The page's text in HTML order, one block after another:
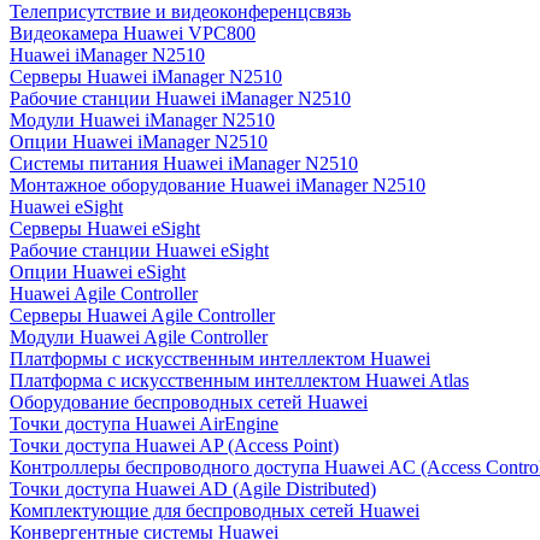
Телеприсутствие и видеоконференцсвязь
Видеокамера Huawei VPC800
Huawei iManager N2510
Серверы Huawei iManager N2510
Рабочие станции Huawei iManager N2510
Модули Huawei iManager N2510
Опции Huawei iManager N2510
Системы питания Huawei iManager N2510
Монтажное оборудование Huawei iManager N2510
Huawei eSight
Серверы Huawei eSight
Рабочие станции Huawei eSight
Опции Huawei eSight
Huawei Agile Controller
Серверы Huawei Agile Controller
Модули Huawei Agile Controller
Платформы с искусственным интеллектом Huawei
Платформа с искусственным интеллектом Huawei Atlas
Оборудование беспроводных сетей Huawei
Точки доступа Huawei AirEngine
Точки доступа Huawei AP (Access Point)
Контроллеры беспроводного доступа Huawei AC (Access
Точки доступа Huawei AD (Agile Distributed)
Комплектующие для беспроводных сетей Huawei
Конвергентные системы Huawei